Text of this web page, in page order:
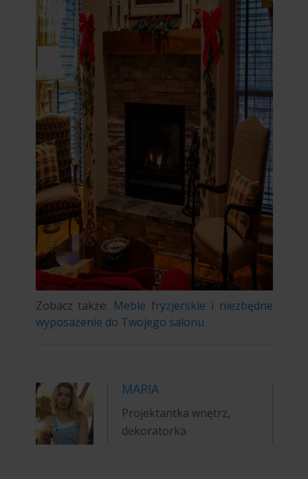
Zobacz także: Meble fryzjerskie i niezbędne
wyposażenie do Twojego salonu
MARIA
Projektantka wnętrz,
dekoratorka